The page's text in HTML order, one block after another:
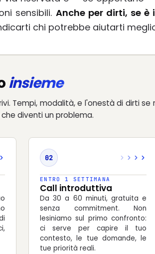
sensibili. Anche per dirti, se è
chi potrebbe aiutarti
insieme
Tempi, modalità, e l'onestà di dirti se
diventi un problema.
02
ENTRO 1 SETTIMANA
Call introduttiva
Da 30 a 60 minuti, gratuita e
senza commitment. Non
lesiniamo sul primo confronto:
ci serve per capire il tuo
contesto, le tue domande, le
tue priorità reali.